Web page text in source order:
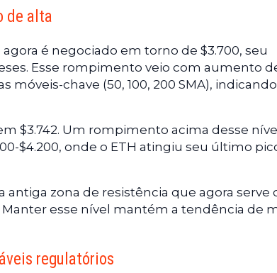
de alta
é negociado em torno de $3.700, seu
Esse rompimento veio com aumento
chave (50, 100, 200 SMA),
$3.742. Um rompimento acima desse nível
$4.200, onde o ETH atingiu seu último
antiga zona de resistência que agora serve
esse nível mantém a tendência de
regulatórios